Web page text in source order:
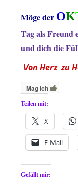
Möge der OK
Tag als Freund
und dich die
Von Herz zu
Mag ich
Teilen mit:
X
E-Mail
Gefällt mir: